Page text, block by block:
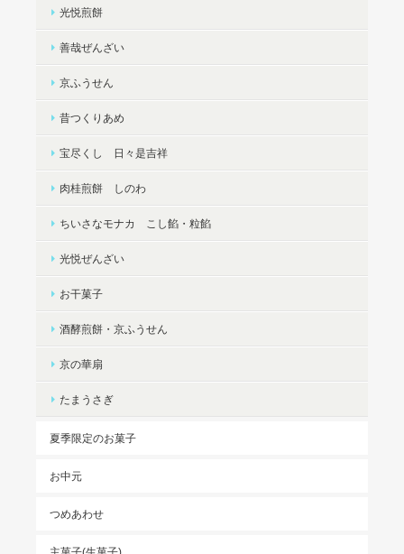
光悦煎餅
善哉ぜんざい
京ふうせん
昔つくりあめ
宝尽くし 日々是吉祥
肉桂煎餅 しのわ
ちいさなモナカ こし餡・粒餡
光悦ぜんざい
お干菓子
酒酵煎餅・京ふうせん
京の華扇
たまうさぎ
夏季限定のお菓子
お中元
つめあわせ